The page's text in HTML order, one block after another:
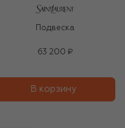
Подвеска
63 200 ₽
В корзину